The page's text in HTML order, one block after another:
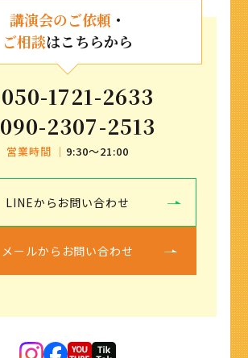
講演会のご依頼 ・
ご相談はこちらから
050-1721-2633
090-2307-2513
営業時間 ｜ 9:30〜21:00
LINEからお問い合わせ
メールからお問い合わせ